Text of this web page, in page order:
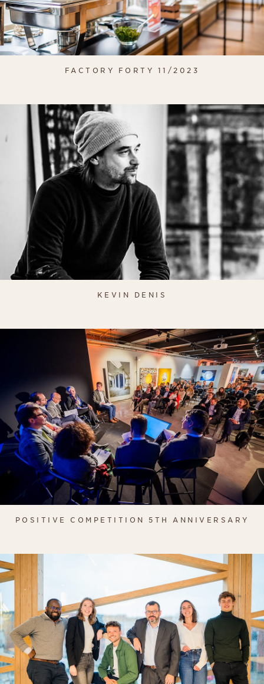
FACTORY FORTY 11/2023
KEVIN DENIS
POSITIVE COMPETITION 5TH ANNIVERSARY